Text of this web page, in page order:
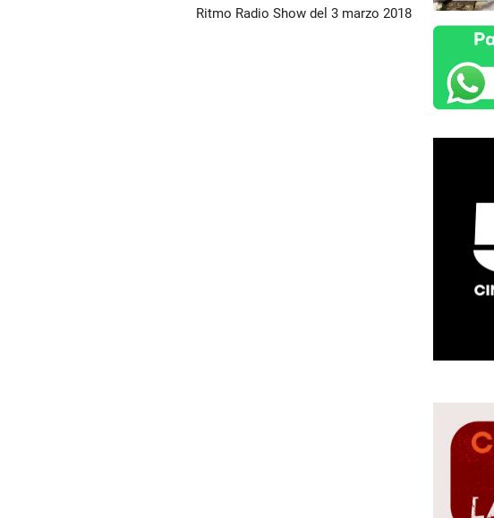
Ritmo Radio Show del 3 marzo 2018